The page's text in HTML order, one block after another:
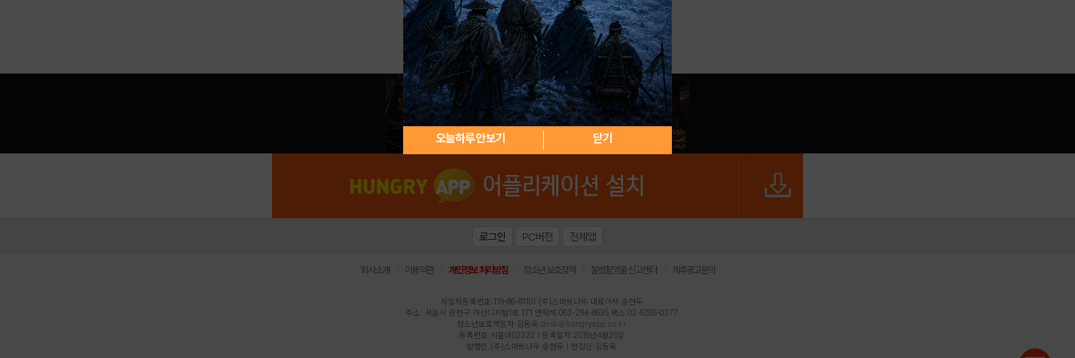
아이디 / 비밀번호 찾기 회원가입
오늘하루 안보기 닫기
로그인 PC버전 전체앱
회사소개 이용약관 개인정보 처리방침 청소년 보호정책 불법촬영물 신고센터 제휴광고문의
사업자등록번호:119-86-61101 (주)스마트나우 대표이사:송현두
주소: 서울시 금천구 가산디지털1로 171 연락처:063-284-8635 팩스:02-6265-0377
청소년보호책임자:김동욱 desk@hungryapp.co.kr
등록번호:서울아02322 | 등록일자:2016년4월25일
발행인:(주)스마트나우 송현두 | 편집인:김동욱